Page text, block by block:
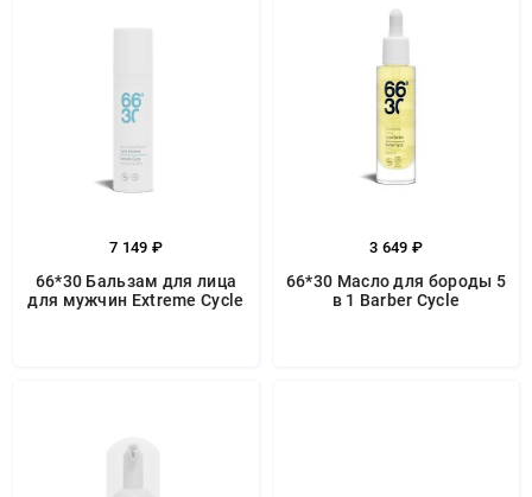
7 149 ₽
66*30 Бальзам для лица
для мужчин Extreme Cycle
3 649 ₽
66*30 Масло для бороды 5
в 1 Barber Cycle